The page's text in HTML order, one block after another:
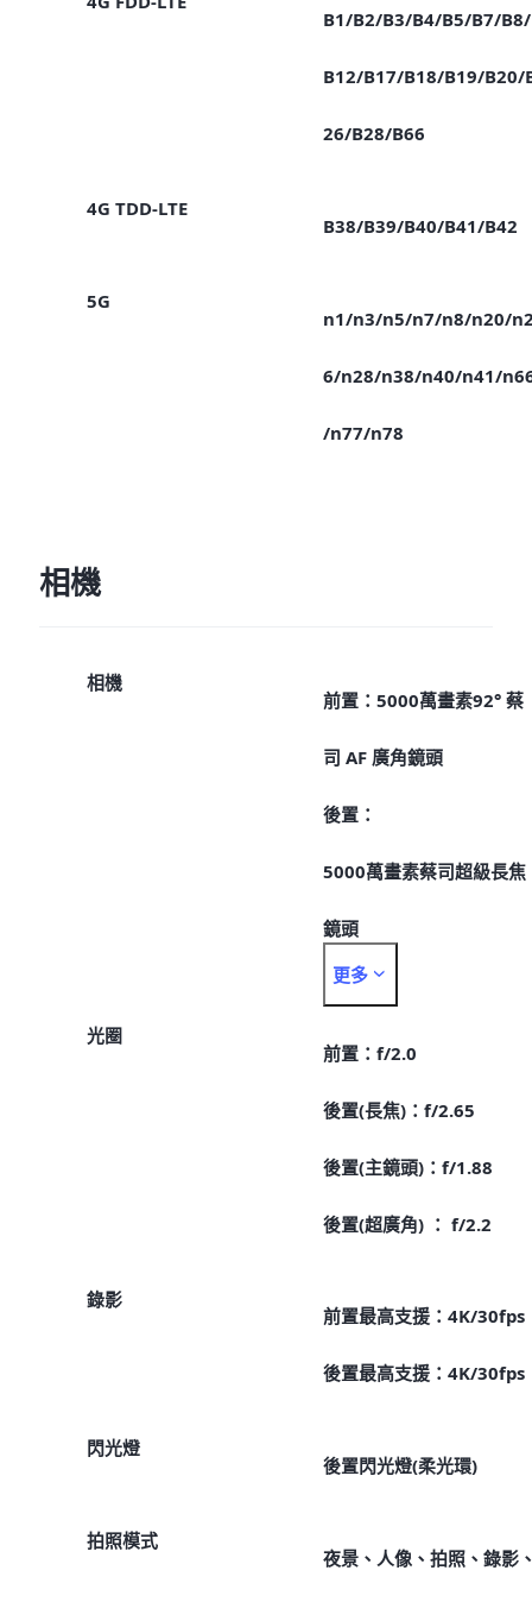
B1/B2/B3/B4/B5/B7/B8/
B12/B17/B18/B19/B20/
26/B28/B66
4G TDD-LTE
B38/B39/B40/B41/B42
5G
n1/n3/n5/n7/n8/n20/
6/n28/n38/n40/n41/
/n77/n78
相機
相機
前置：5000萬畫素92° 蔡
司 AF 廣角鏡頭
後置：
5000萬畫素蔡司超級長焦
鏡頭
5000萬畫素蔡司OIS主鏡
800萬畫素蔡司超廣角鏡頭
更多
光圈
前置：f/2.0
後置(長焦)：f/2.65
後置(主鏡頭)：f/1.88
後置(超廣角) ： f/2.2
錄影
前置最高支援：4K/30fps
後置最高支援：4K/30fps
閃光燈
後置閃光燈(柔光環)
拍照模式
夜景、人像、拍照、錄影